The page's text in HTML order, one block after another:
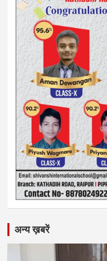
अन्य ख़बरें